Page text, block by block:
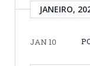
JANEIRO,
JAN 10